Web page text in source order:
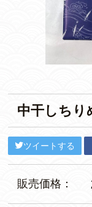
中干しちり
ツイートする
販売価格：